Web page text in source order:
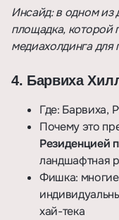
Инсайд: в одном из
площадка, которой
медиахолдинга для
4. Барвиха
Где: Барвиха,
Почему это
Резиденцией
ландшафтная
Фишка:
хай-тека